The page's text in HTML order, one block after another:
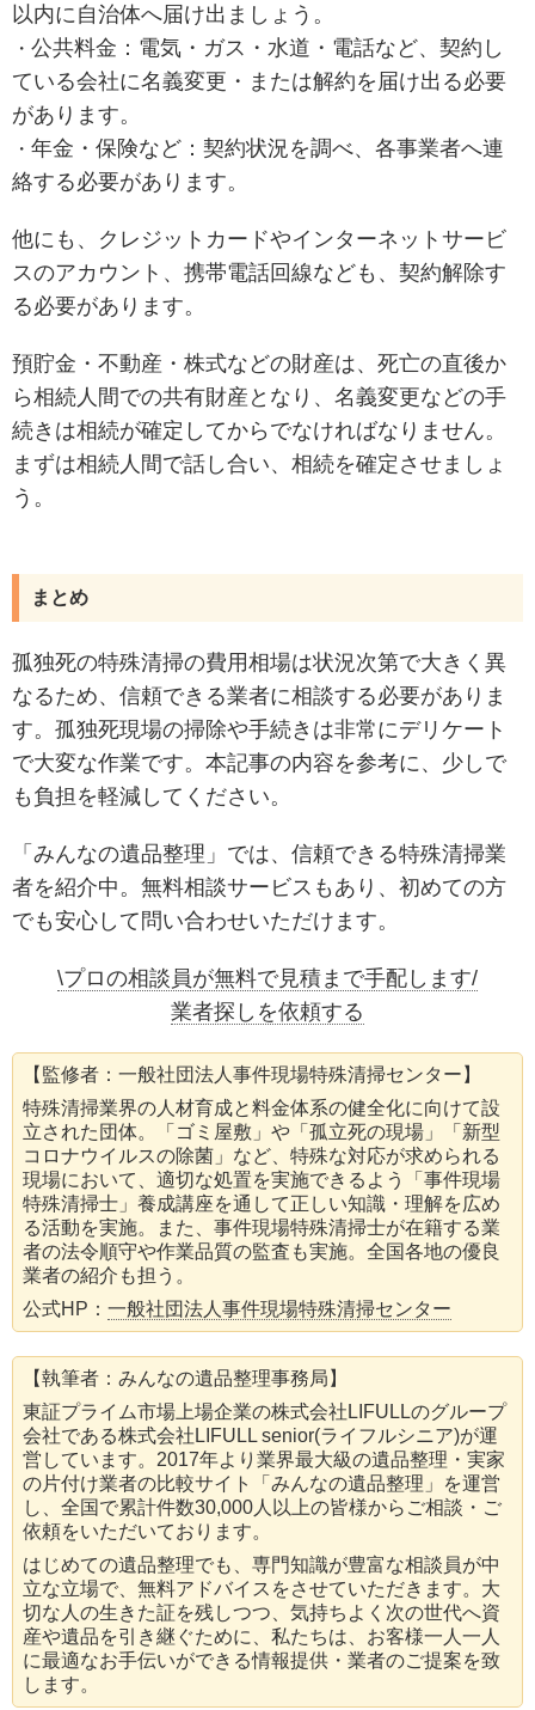
以内に自治体へ届け出ましょう。
公共料金：電気・ガス・水道・電話など、契約し
ている会社に名義変更・または解約を届け出る必要
があります。
年金・保険など：契約状況を調べ、各事業者へ連
絡する必要があります。
他にも、クレジットカードやインターネットサービ
スのアカウント、携帯電話回線なども、契約解除す
る必要があります。
預貯金・不動産・株式などの財産は、死亡の直後か
ら相続人間での共有財産となり、名義変更などの手
続きは相続が確定してからでなければなりません。
まずは相続人間で話し合い、相続を確定させましょ
う。
まとめ
孤独死の特殊清掃の費用相場は状況次第で大きく異
なるため、信頼できる業者に相談する必要がありま
す。孤独死現場の掃除や手続きは非常にデリケート
で大変な作業です。本記事の内容を参考に、少しで
も負担を軽減してください。
「みんなの遺品整理」では、信頼できる特殊清掃業
者を紹介中。無料相談サービスもあり、初めての方
でも安心して問い合わせいただけます。
\プロの相談員が無料で見積まで手配します/
業者探しを依頼する
【監修者：一般社団法人事件現場特殊清掃センター】
特殊清掃業界の人材育成と料金体系の健全化に向けて設
立された団体。「ゴミ屋敷」や「孤立死の現場」「新型
コロナウイルスの除菌」など、特殊な対応が求められる
現場において、適切な処置を実施できるよう「事件現場
特殊清掃士」養成講座を通して正しい知識・理解を広め
る活動を実施。また、事件現場特殊清掃士が在籍する業
者の法令順守や作業品質の監査も実施。全国各地の優良
業者の紹介も担う。
公式HP： 一般社団法人事件現場特殊清掃センター
【執筆者：みんなの遺品整理事務局】
東証プライム市場上場企業の株式会社LIFULLのグループ
会社である株式会社LIFULL senior(ライフルシニア)が運
営しています。2017年より業界最大級の遺品整理・実家
の片付け業者の比較サイト「みんなの遺品整理」を運営
し、全国で累計件数30,000人以上の皆様からご相談・ご
依頼をいただいております。
はじめての遺品整理でも、専門知識が豊富な相談員が中
立な立場で、無料アドバイスをさせていただきます。大
切な人の生きた証を残しつつ、気持ちよく次の世代へ資
産や遺品を引き継ぐために、私たちは、お客様一人一人
に最適なお手伝いができる情報提供・業者のご提案を致
します。